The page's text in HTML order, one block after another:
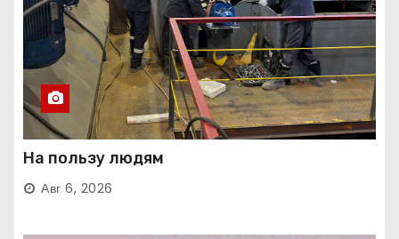
На пользу людям
Авг 6, 2026